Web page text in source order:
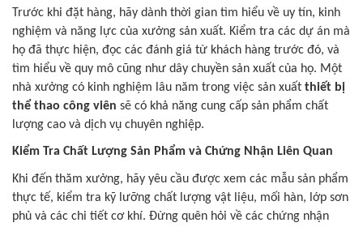
Trước khi đặt hàng, hãy dành thời gian tìm hiểu về uy tín, kinh
nghiệm và năng lực của xưởng sản xuất. Kiểm tra các dự án mà
họ đã thực hiện, đọc các đánh giá từ khách hàng trước đó, và
tìm hiểu về quy mô cũng như dây chuyền sản xuất của họ. Một
nhà xưởng có kinh nghiệm lâu năm trong việc sản xuất thiết bị
thể thao công viên sẽ có khả năng cung cấp sản phẩm chất
lượng cao và dịch vụ chuyên nghiệp.
Kiểm Tra Chất Lượng Sản Phẩm và Chứng Nhận Liên Quan
Khi đến thăm xưởng, hãy yêu cầu được xem các mẫu sản phẩm
thực tế, kiểm tra kỹ lưỡng chất lượng vật liệu, mối hàn, lớp sơn
phủ và các chi tiết cơ khí. Đừng quên hỏi về các chứng nhận